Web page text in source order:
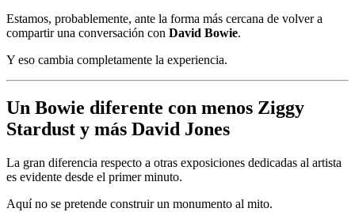
Estamos, probablemente, ante la forma más cercana de volver a
compartir una conversación con David Bowie.
Y eso cambia completamente la experiencia.
Un Bowie diferente con menos Ziggy
Stardust y más David Jones
La gran diferencia respecto a otras exposiciones dedicadas al artista
es evidente desde el primer minuto.
Aquí no se pretende construir un monumento al mito.